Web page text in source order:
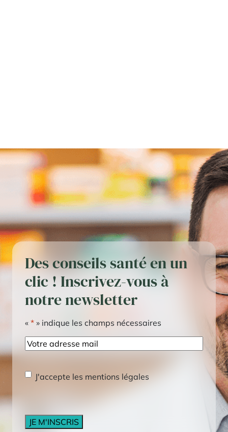
Des conseils santé en un
clic ! Inscrivez-vous à
notre newsletter
« * » indique les champs nécessaires
E-
mail
RGPD*
J'accepte les mentions légales